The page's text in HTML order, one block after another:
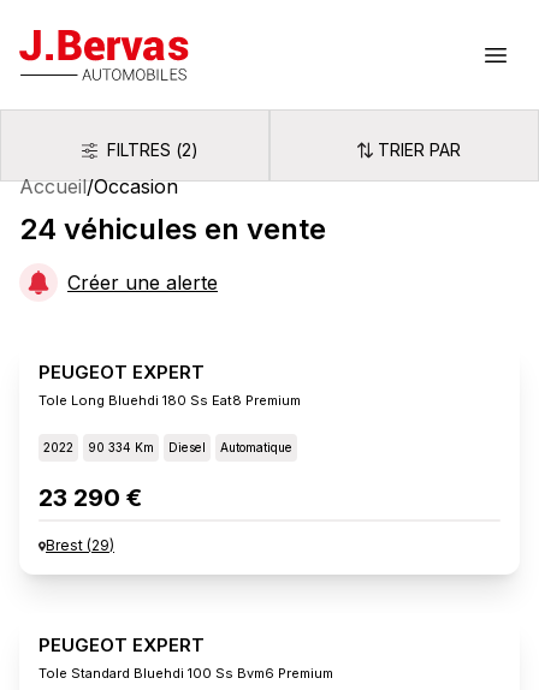
J.Bervas
FiltresFILTRES (2) Trier par
TRIER PAR
Accueil/Occasion
24 véhicules en vente
Créer une alerte
PEUGEOT EXPERT
Tole Long Bluehdi 180 Ss Eat8 Premium
2022 90 334 Km Diesel Automatique
23 290 €
Brest (29)
PEUGEOT EXPERT
Tole Standard Bluehdi 100 Ss Bvm6 Premium